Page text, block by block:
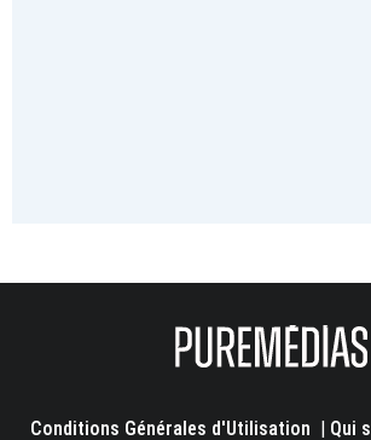
Conditions Générales d'Utilisation | Qui